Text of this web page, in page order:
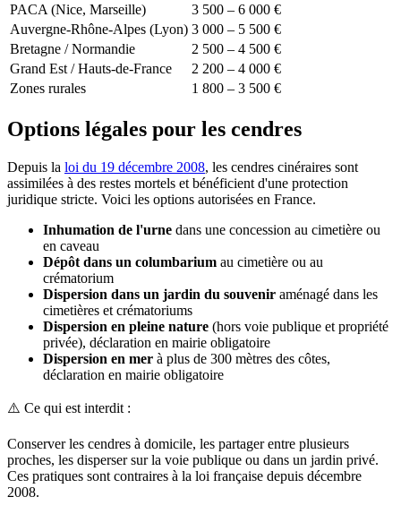
PACA (Nice, Marseille)
3 500 – 6 000 €
Auvergne-Rhône-Alpes (Lyon) 3 000 – 5 500 €
Bretagne / Normandie
2 500 – 4 500 €
Grand Est / Hauts-de-France
2 200 – 4 000 €
Zones rurales
1 800 – 3 500 €
Options légales pour les cendres
Depuis la loi du 19 décembre 2008, les cendres cinéraires sont
assimilées à des restes mortels et bénéficient d'une protection
juridique stricte. Voici les options autorisées en France.
Inhumation de l'urne dans une concession au cimetière ou
en caveau
Dépôt dans un columbarium au cimetière ou au
crématorium
Dispersion dans un jardin du souvenir aménagé dans les
cimetières et crématoriums
Dispersion en pleine nature (hors voie publique et propriété
privée), déclaration en mairie obligatoire
Dispersion en mer à plus de 300 mètres des côtes,
déclaration en mairie obligatoire
⚠️ Ce qui est interdit :
Conserver les cendres à domicile, les partager entre plusieurs
proches, les disperser sur la voie publique ou dans un jardin privé.
Ces pratiques sont contraires à la loi française depuis décembre
2008.